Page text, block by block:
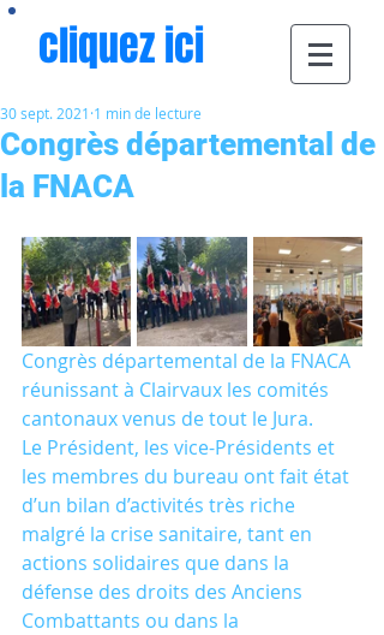
cliquez ici
Congrès départemental de
la FNACA
30 sept. 2021 1 min de lecture
Congrès départemental de la FNACA
réunissant à Clairvaux les comités
cantonaux venus de tout le Jura.
Le Président, les vice-Présidents et
les membres du bureau ont fait état
d’un bilan d’activités très riche
malgré la crise sanitaire, tant en
actions solidaires que dans la
défense des droits des Anciens
Combattants ou dans la